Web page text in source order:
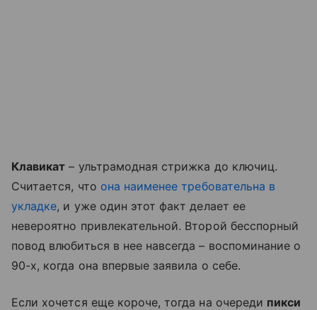
Клавикат – ультрамодная стрижка до ключиц.
Считается, что она наименее требовательна в
укладке, и уже один этот факт делает ее
невероятно привлекательной. Второй бесспорный
повод влюбиться в нее навсегда – воспоминание о
90-х, когда она впервые заявила о себе.
Если хочется еще короче, тогда на очереди пикси